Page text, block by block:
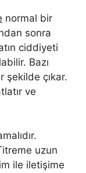
normal bir
sonra
ciddiyeti
Bazı
şekilde çıkar.
ve
uzun
ile iletişime